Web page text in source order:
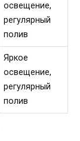
освещение,
регулярный
полив
Яркое
освещение,
регулярный
полив